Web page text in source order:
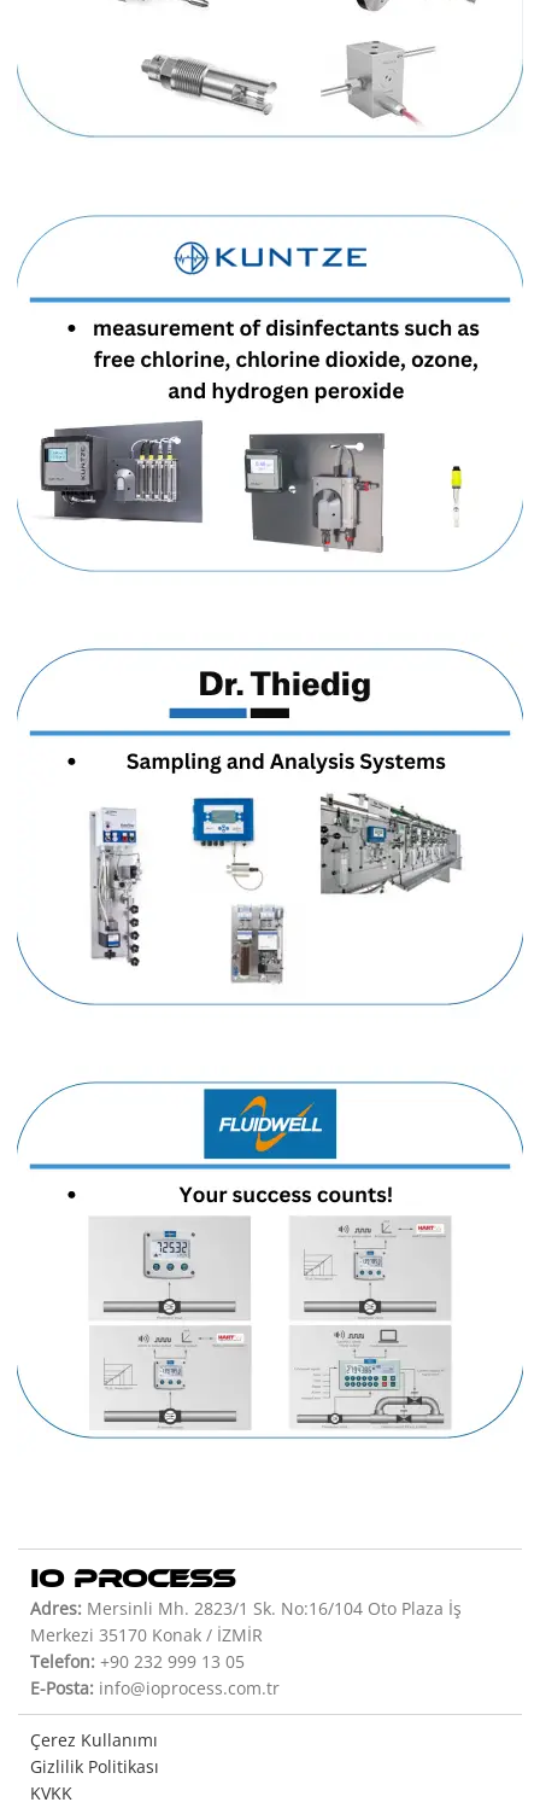
IO PROCESS
Adres: Mersinli Mh. 2823/1 Sk. No:16/104 Oto Plaza İş
Merkezi 35170 Konak / İZMİR
Telefon: +90 232 999 13 05
E-Posta: info@ioprocess.com.tr
Çerez Kullanımı
Gizlilik Politikası
KVKK